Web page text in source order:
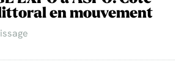
en mouvement